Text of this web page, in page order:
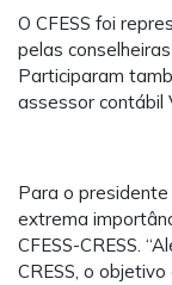
O CFESS foi
pelas
Participaram
assessor contábil
Para o presidente
extrema
CFESS-CRESS.
CRESS, o